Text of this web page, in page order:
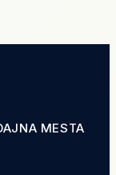
MESTA